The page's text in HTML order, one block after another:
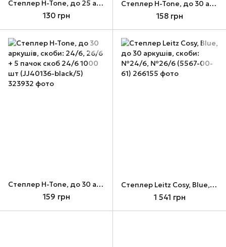
Cтеплер H-Tone, до 25 аркушів, скоби: 24/6, 26/6 + 5 пачок скоб 24/6 1000 шт (JJ40134-black/5)
130 грн
Cтеплер H-Tone, до 30 аркушів, скоби: 24/6, 26/6 (JJ40136-black)
158 грн
Cтеплер H-Tone, до 30 аркушів, скоби: 24/6, 26/6 + 5 пачок скоб 24/6 1000 шт (JJ40136-black/5)
159 грн
Cтеплер Leitz Cosy, Blue, до 30 аркушів, скоби: №24/6, №26/6 (5567-00-61)
1 541 грн